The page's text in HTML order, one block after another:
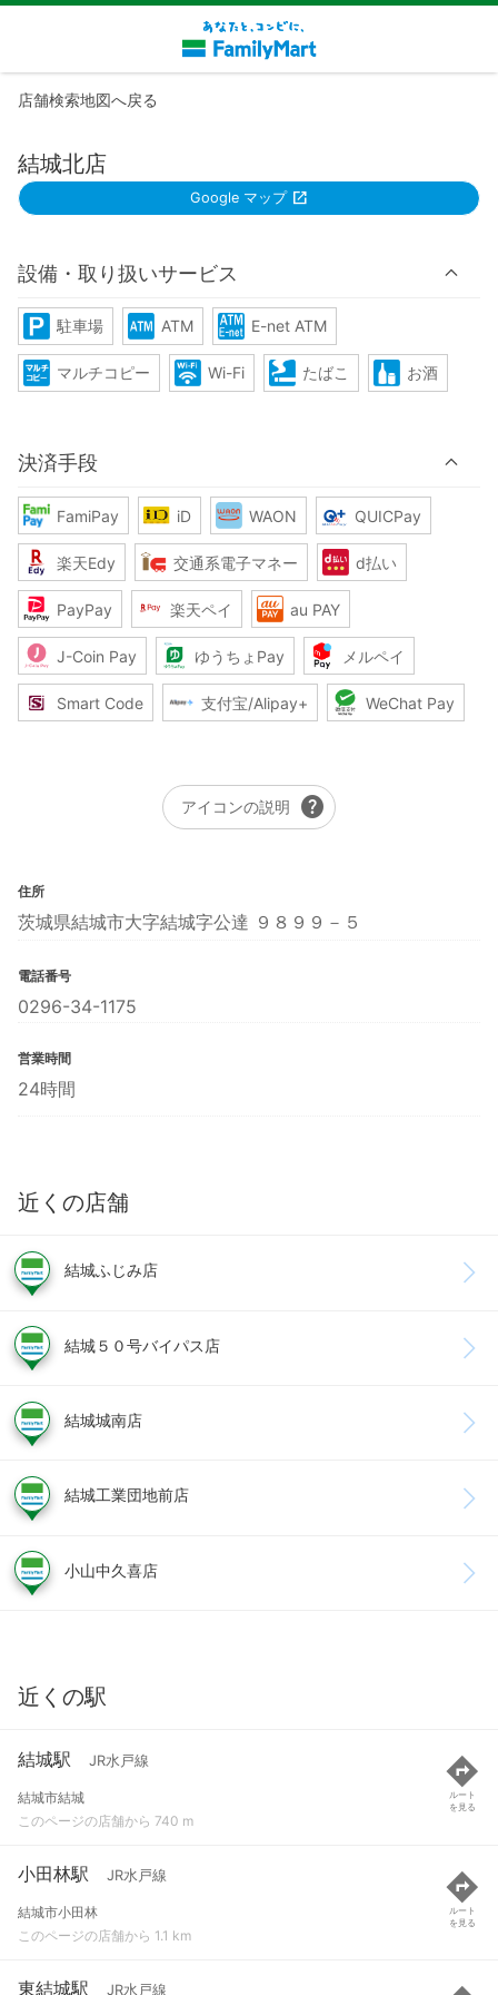
店舗検索地図へ戻る
結城北店
Google マップ
設備・取り扱いサービス
駐車場 ATM E-net ATM
マルチコピー Wi-Fi たばこ お酒
決済手段
FamiPay iD WAON QUICPay
楽天Edy 交通系電子マネー d払い
PayPay 楽天ペイ au PAY
J-Coin Pay ゆうちょPay メルペイ
Smart Code 支付宝/Alipay+ WeChat Pay
アイコンの説明 help
住所
茨城県結城市大字結城字公達 ９８９９－５
電話番号
0296-34-1175
営業時間
24時間
近くの店舗
結城ふじみ店
結城５０号バイパス店
結城城南店
結城工業団地前店
小山中久喜店
近くの駅
結城駅 JR水戸線
結城市結城
このページの店舗から 740 m
ルート
を見る
小田林駅 JR水戸線
結城市小田林
このページの店舗から 1.1 km
ルート
を見る
東結城駅 JR水戸線